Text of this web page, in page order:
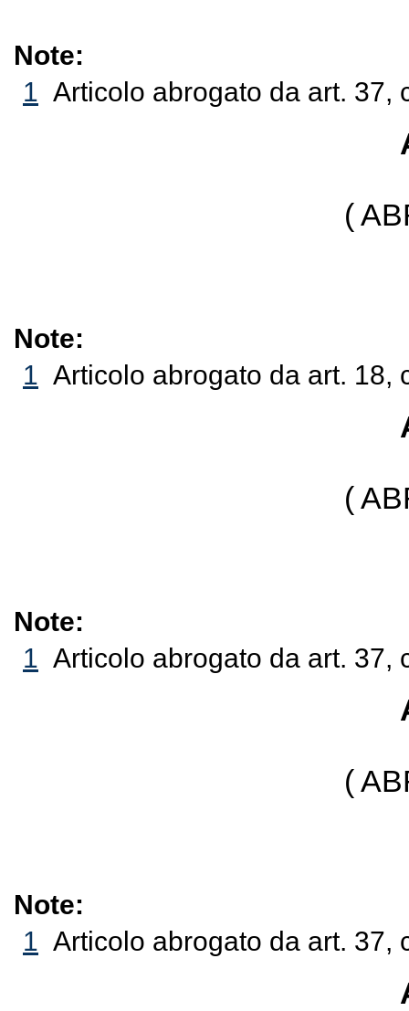
Note:
1 Articolo abrogato da art. 37,
(
Note:
1 Articolo abrogato da art. 18,
(
Note:
1 Articolo abrogato da art. 37,
(
Note:
1 Articolo abrogato da art. 37,